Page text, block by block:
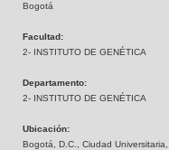
Bogotá
Facultad:
2- INSTITUTO DE GENÉTICA
Departamento:
2- INSTITUTO DE GENÉTICA
Ubicación:
Bogotá, D.C., Ciudad